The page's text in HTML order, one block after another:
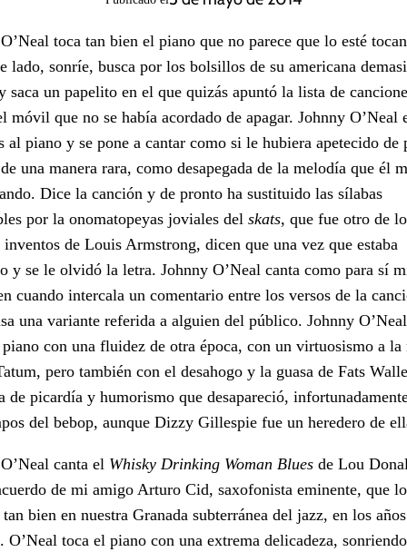
toca tan bien el piano que no parece que lo esté
lado, sonríe, busca por los bolsillos de su americana
saca un papelito en el que quizás apuntó la lista de
móvil que no se había acordado de apagar. Johnny O’Neal
al piano y se pone a cantar como si le hubiera apetecido de
una manera rara, como desapegada de la melodía que él
Dice la canción y de pronto ha sustituido las sílabas
por la onomatopeyas joviales del skats, que fue otro de
inventos de Louis Armstrong, dicen que una vez que estaba
y se le olvidó la letra. Johnny O’Neal canta como para sí
cuando intercala un comentario entre los versos de la
una variante referida a alguien del público. Johnny
con una fluidez de otra época, con un virtuosismo a la
pero también con el desahogo y la guasa de Fats
de picardía y humorismo que desapareció,
del bebop, aunque Dizzy Gillespie fue un heredero de
canta el Whisky Drinking Woman Blues de Lou
de mi amigo Arturo Cid, saxofonista eminente, que lo
tan bien en nuestra Granada subterránea del jazz, en los años
O’Neal toca el piano con una extrema delicadeza,